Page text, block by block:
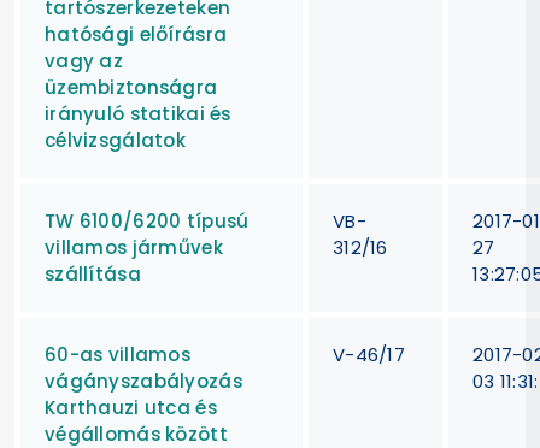
tartószerkezeteken
hatósági előírásra
vagy az
üzembiztonságra
irányuló statikai és
célvizsgálatok
TW 6100/6200 típusú
villamos járművek
szállítása
VB-
312/16
2017-
27
60-as villamos
vágányszabályozás
Karthauzi utca és
végállomás között
V-46/17
2017-
03